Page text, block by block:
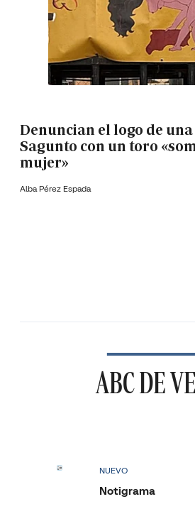
Denuncian el logo de
Sagunto con un toro
mujer»
Alba Pérez Espada
ABC DE
NUEVO
Notigrama